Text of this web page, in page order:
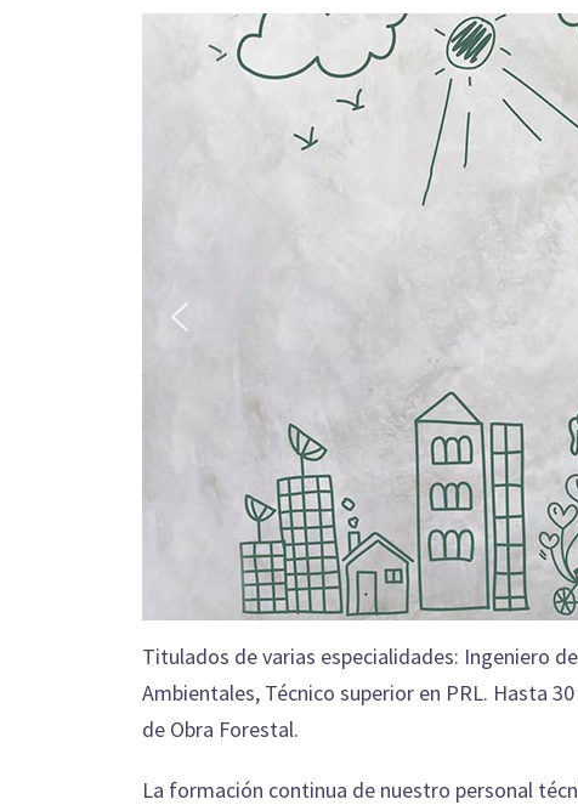
Titulados de varias especialidades: Ingeniero
Ambientales, Técnico superior en PRL. Hasta
de Obra Forestal.
La formación continua de nuestro personal